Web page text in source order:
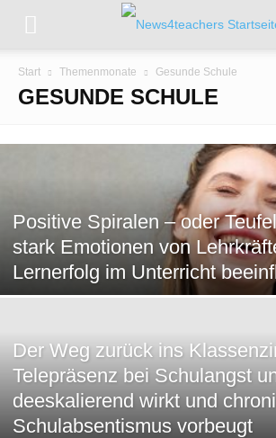
Start Themenmonate Gesunde Schule
GESUNDE SCHULE
Positive Spiralen – oder
stark Emotionen von
Lernerfolg im Unterricht
Der Weg zurück ins
Telepräsenz bei Schulangst
deeskalierend wirkt und
Schulabsentismus vorbeugt